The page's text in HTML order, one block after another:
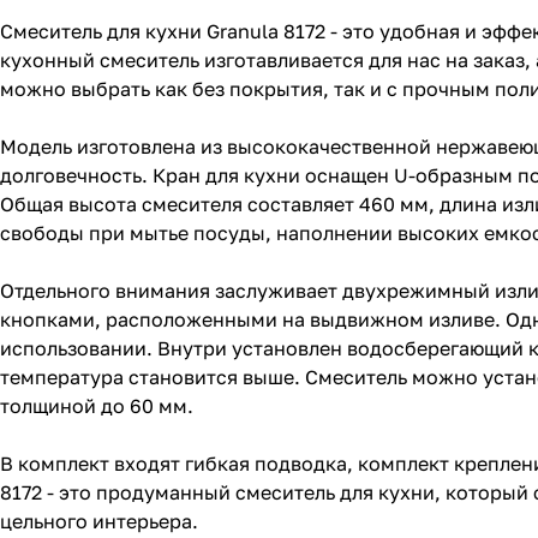
Смеситель для кухни Granula 8172 - это удобная и
кухонный смеситель изготавливается для нас на
можно выбрать как без покрытия, так и с прочным
Модель изготовлена из высококачественной
долговечность. Кран для кухни оснащен U-образным
Общая высота смесителя составляет 460 мм, длина
свободы при мытье посуды, наполнении высоких
Отдельного внимания заслуживает двухрежимный
кнопками, расположенными на выдвижном изливе.
использовании. Внутри установлен
температура становится выше. Смеситель можно
толщиной до 60 мм.
В комплект входят гибкая подводка, комплект
8172 - это продуманный смеситель для кухни,
цельного интерьера.